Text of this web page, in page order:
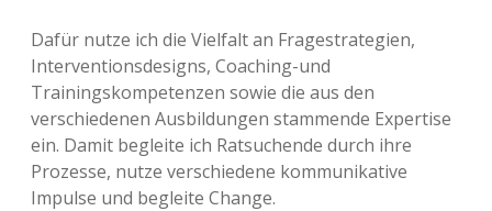
Dafür nutze ich die Vielfalt an Fragestrategien,
Interventionsdesigns, Coaching-und
Trainingskompetenzen sowie die aus den
verschiedenen Ausbildungen stammende Expertise
ein. Damit begleite ich Ratsuchende durch ihre
Prozesse, nutze verschiedene kommunikative
Impulse und begleite Change.